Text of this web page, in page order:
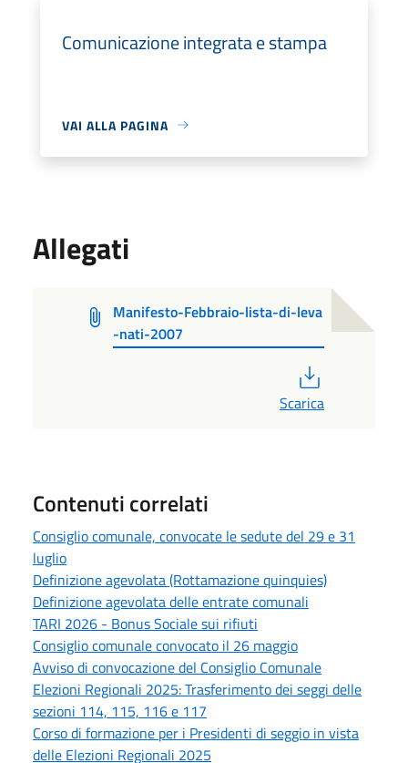
Comunicazione integrata e stampa
VAI ALLA PAGINA
Allegati
Manifesto-Febbraio-lista-di-leva
-nati-2007
Scarica
Contenuti correlati
Consiglio comunale, convocate le sedute del 29 e 31
luglio
Definizione agevolata (Rottamazione quinquies)
Definizione agevolata delle entrate comunali
TARI 2026 - Bonus Sociale sui rifiuti
Consiglio comunale convocato il 26 maggio
Avviso di convocazione del Consiglio Comunale
Elezioni Regionali 2025: Trasferimento dei seggi delle
sezioni 114, 115, 116 e 117
Corso di formazione per i Presidenti di seggio in vista
delle Elezioni Regionali 2025